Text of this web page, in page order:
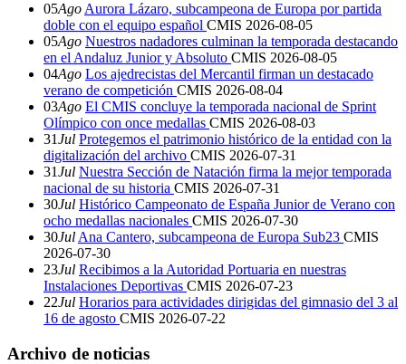
05Ago Aurora Lázaro, subcampeona de Europa por partida
doble con el equipo español CMIS 2026-08-05
05Ago Nuestros nadadores culminan la temporada destacando
en el Andaluz Junior y Absoluto CMIS 2026-08-05
04Ago Los ajedrecistas del Mercantil firman un destacado
verano de competición CMIS 2026-08-04
03Ago El CMIS concluye la temporada nacional de Sprint
Olímpico con once medallas CMIS 2026-08-03
31Jul Protegemos el patrimonio histórico de la entidad con la
digitalización del archivo CMIS 2026-07-31
31Jul Nuestra Sección de Natación firma la mejor temporada
nacional de su historia CMIS 2026-07-31
30Jul Histórico Campeonato de España Junior de Verano con
ocho medallas nacionales CMIS 2026-07-30
30Jul Ana Cantero, subcampeona de Europa Sub23 CMIS
2026-07-30
23Jul Recibimos a la Autoridad Portuaria en nuestras
Instalaciones Deportivas CMIS 2026-07-23
22Jul Horarios para actividades dirigidas del gimnasio del 3 al
16 de agosto CMIS 2026-07-22
Archivo de noticias